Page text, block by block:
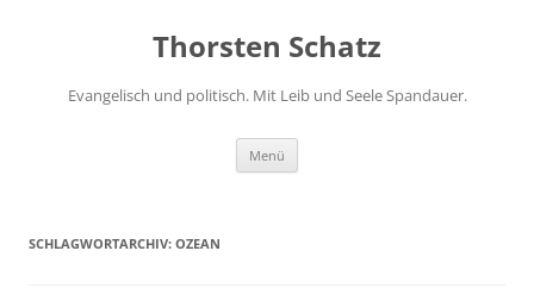
Thorsten Schatz
Evangelisch und politisch. Mit Leib und Seele Spandauer.
Menü
SCHLAGWORTARCHIV: OZEAN